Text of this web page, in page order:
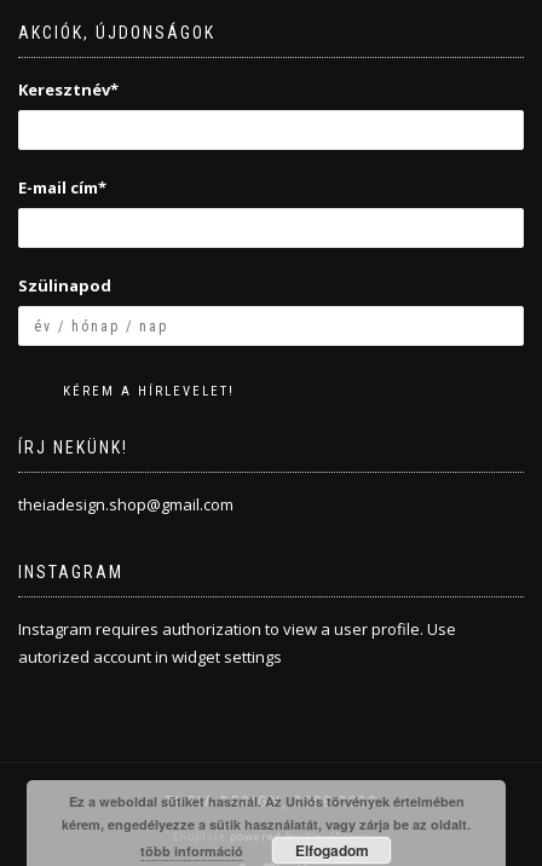
AKCIÓK, ÚJDONSÁGOK
Keresztnév*
E-mail cím*
Szülinapod
ÍRJ NEKÜNK!
theiadesign.shop@gmail.com
INSTAGRAM
Instagram requires authorization to view a user profile. Use
autorized account in widget settings
THEIA DESIGN, 2008-2020
powered byWordPress
Ez a weboldal sütiket használ. Az Uniós törvények értelmében
kérem, engedélyezze a sütik használatát, vagy zárja be az oldalt.
több információ
Elfogadom